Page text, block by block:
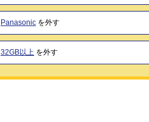
Panasonic を外す
32GB以上 を外す